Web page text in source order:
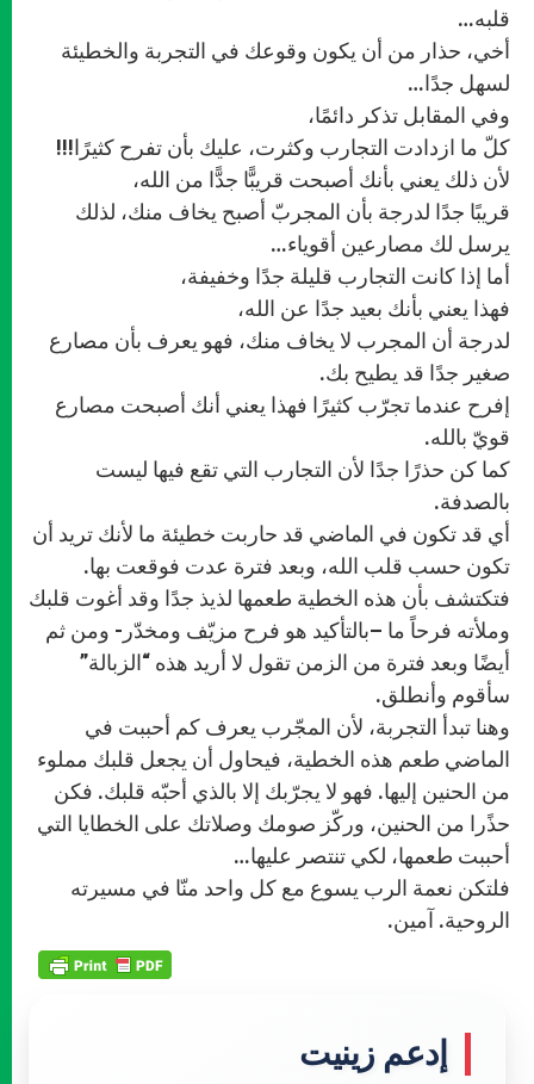
قلبه…
أخي، حذار من أن يكون وقوعك في التجربة والخطيئة
لسهل جدًا…
وفي المقابل تذكر دائمًا،
كلّ ما ازدادت التجارب وكثرت، عليك بأن تفرح كثيرًا!!!
لأن ذلك يعني بأنك أصبحت قريبًّا جدًّا من الله،
قريبًا جدًا لدرجة بأن المجربّ أصبح يخاف منك، لذلك
يرسل لك مصارعين أقوياء…
أما إذا كانت التجارب قليلة جدًا وخفيفة،
فهذا يعني بأنك بعيد جدًا عن الله،
لدرجة أن المجرب لا يخاف منك، فهو يعرف بأن مصارع
صغير جدًا قد يطيح بك.
إفرح عندما تجرّب كثيرًا فهذا يعني أنك أصبحت مصارع
قويّ بالله.
كما كن حذرًا جدًا لأن التجارب التي تقع فيها ليست
بالصدفة.
أي قد تكون في الماضي قد حاربت خطيئة ما لأنك تريد أن
تكون حسب قلب الله، وبعد فترة عدت فوقعت بها.
فتكتشف بأن هذه الخطية طعمها لذيذ جدًا وقد أغوت قلبك
وملأته فرحاً ما –بالتأكيد هو فرح مزيّف ومخدّر- ومن ثم
أيضًا وبعد فترة من الزمن تقول لا أريد هذه “الزبالة”
سأقوم وأنطلق.
وهنا تبدأ التجربة، لأن المجّرب يعرف كم أحببت في
الماضي طعم هذه الخطية، فيحاول أن يجعل قلبك مملوء
من الحنين إليها. فهو لا يجرّبك إلا بالذي أحبّه قلبك. فكن
حذًرا من الحنين، وركّز صومك وصلاتك على الخطايا التي
أحببت طعمها، لكي تنتصر عليها…
فلتكن نعمة الرب يسوع مع كل واحد منّا في مسيرته
الروحية. آمين.
إدعم زينيت